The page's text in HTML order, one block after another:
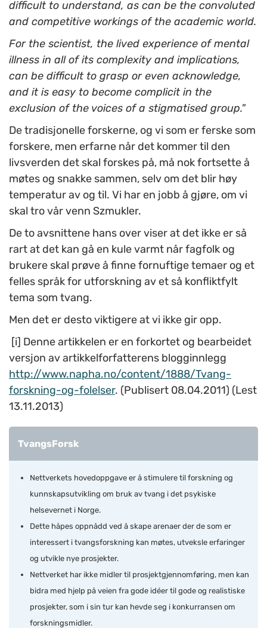
difficult to understand, as can be the convoluted
and competitive workings of the academic world.
For the scientist, the lived experience of mental
illness in all of its complexity and implications,
can be difficult to grasp or even acknowledge,
and it is easy to become complicit in the
exclusion of the voices of a stigmatised group."
De tradisjonelle forskerne, og vi som er ferske som
forskere, men erfarne når det kommer til den
livsverden det skal forskes på, må nok fortsette å
møtes og snakke sammen, selv om det blir høy
temperatur av og til. Vi har en jobb å gjøre, om vi
skal tro vår venn Szmukler.
De to avsnittene hans over viser at det ikke er så
rart at det kan gå en kule varmt når fagfolk og
brukere skal prøve å finne fornuftige temaer og et
felles språk for utforskning av et så konfliktfylt
tema som tvang.
Men det er desto viktigere at vi ikke gir opp.
[i] Denne artikkelen er en forkortet og bearbeidet
versjon av artikkelforfatterens blogginnlegg
http://www.napha.no/content/1888/Tvang-
forskning-og-folelser. (Publisert 08.04.2011) (Lest
13.11.2013)
TvangsForsk
Nettverkets hovedoppgave er å stimulere til forskning og
kunnskapsutvikling om bruk av tvang i det psykiske
helsevernet i Norge.
Dette håpes oppnådd ved å skape arenaer der de som er
interessert i tvangsforskning kan møtes, utveksle erfaringer
og utvikle nye prosjekter.
Nettverket har ikke midler til prosjektgjennomføring, men kan
bidra med hjelp på veien fra gode idéer til gode og realistiske
prosjekter, som i sin tur kan hevde seg i konkurransen om
forskningsmidler.